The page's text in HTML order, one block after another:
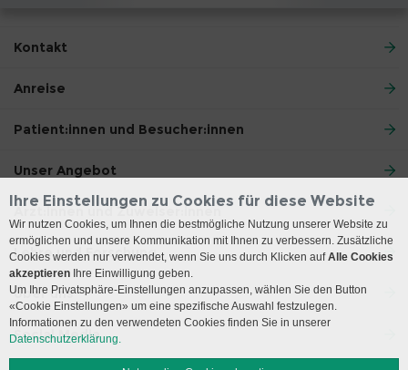
Kontakt
Anreise
Patient:innen und Besucher:innen
Unser Angebot
Ärzt:innen und Zuweiser:innen
Lehre und Forschung
Über uns
Social Media
Ihre Einstellungen zu Cookies für diese Website
Wir nutzen Cookies, um Ihnen die bestmögliche Nutzung unserer Website zu
ermöglichen und unsere Kommunikation mit Ihnen zu verbessern. Zusätzliche
Cookies werden nur verwendet, wenn Sie uns durch Klicken aufAlle Cookies
akzeptieren Ihre Einwilligung geben.
Um Ihre Privatsphäre-Einstellungen anzupassen, wählen Sie den Button
«Cookie Einstellungen» um eine spezifische Auswahl festzulegen.
Informationen zu den verwendeten Cookies finden Sie in unserer
Datenschutzerklärung.